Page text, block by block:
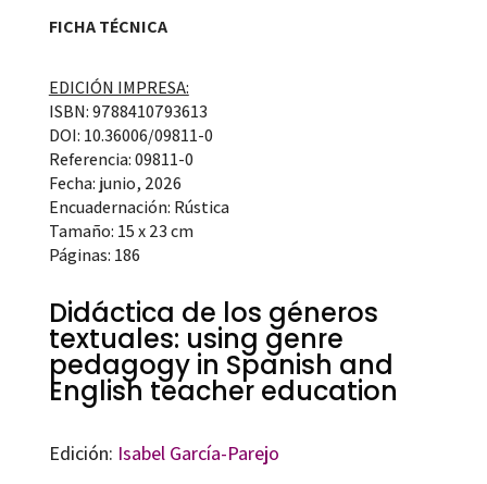
FICHA TÉCNICA
EDICIÓN IMPRESA:
ISBN: 9788410793613
DOI: 10.36006/09811-0
Referencia: 09811-0
Fecha: junio, 2026
Encuadernación: Rústica
Tamaño: 15 x 23 cm
Páginas: 186
Didáctica de los géneros
textuales: using genre
pedagogy in Spanish and
English teacher education
Edición: Isabel García-Parejo